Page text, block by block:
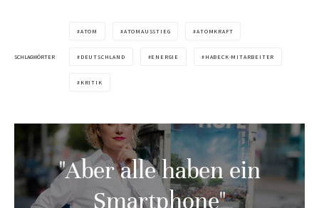
SCHLAGWÖRTER
ATOM ATOMAUSSTIEG ATOMKRAFT
DEUTSCHLAND ENERGIE HABECK-MITARBEITER
KRITIK
"Aber alle haben ein
Smartphone"